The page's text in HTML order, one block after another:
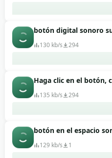
botón digital sonoro
130 kb/s 294
Haga clic en el botón,
135 kb/s 294
botón en el espacio
129 kb/s 1